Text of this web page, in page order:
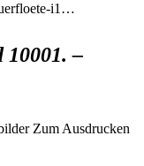
i1…
–
Zum Ausdrucken